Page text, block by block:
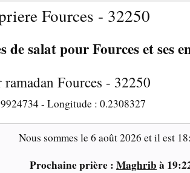
Fources - 32250
de salat pour Fources et ses
ramadan Fources - 32250
- Longitude : 0.2308327
Nous sommes le6 août 2026 et il est
Prochaine prière : Maghrib à